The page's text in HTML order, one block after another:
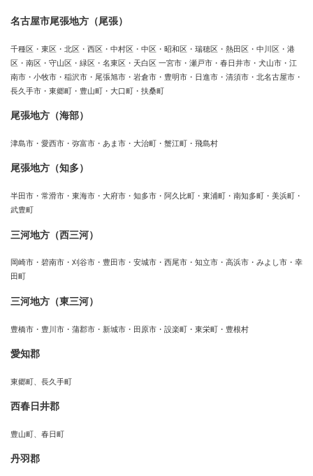
名古屋市尾張地方（尾張）
千種区・東区・北区・西区・中村区・中区・昭和区・瑞穂区・熱田区・中川区・港
区・南区・守山区・緑区・名東区・天白区 一宮市・瀬戸市・春日井市・犬山市・江
南市・小牧市・稲沢市・尾張旭市・岩倉市・豊明市・日進市・清須市・北名古屋市・
長久手市・東郷町・豊山町・大口町・扶桑町
尾張地方（海部）
津島市・愛西市・弥富市・あま市・大治町・蟹江町・飛島村
尾張地方（知多）
半田市・常滑市・東海市・大府市・知多市・阿久比町・東浦町・南知多町・美浜町・
武豊町
三河地方（西三河）
岡崎市・碧南市・刈谷市・豊田市・安城市・西尾市・知立市・高浜市・みよし市・幸
田町
三河地方（東三河）
豊橋市・豊川市・蒲郡市・新城市・田原市・設楽町・東栄町・豊根村
愛知郡
東郷町、長久手町
西春日井郡
豊山町、春日町
丹羽郡